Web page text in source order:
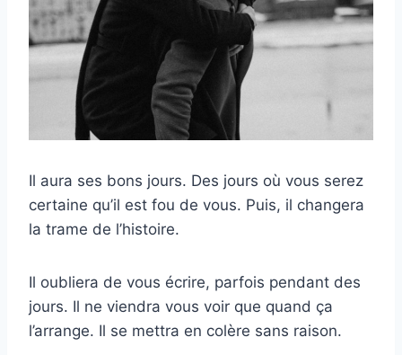
Il aura ses bons jours. Des jours où vous serez
certaine qu’il est fou de vous. Puis, il changera
la trame de l’histoire.
Il oubliera de vous écrire, parfois pendant des
jours. Il ne viendra vous voir que quand ça
l’arrange. Il se mettra en colère sans raison.